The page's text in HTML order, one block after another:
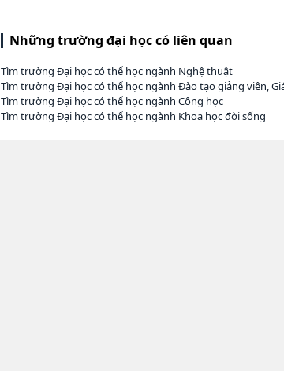
Những trường đại học có liên quan
Tìm trường Đại học có thể học ngành Nghệ thuật
Tìm trường Đại học có thể học ngành Đào tạo giảng viên,
Tìm trường Đại học có thể học ngành Công học
Tìm trường Đại học có thể học ngành Khoa học đời sống